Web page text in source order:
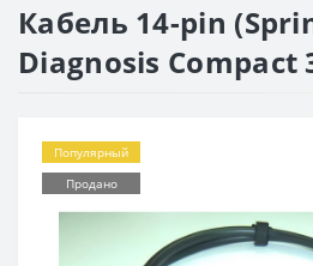
Кабель 14-pin
Diagnosis Compact
Популярный
Продано